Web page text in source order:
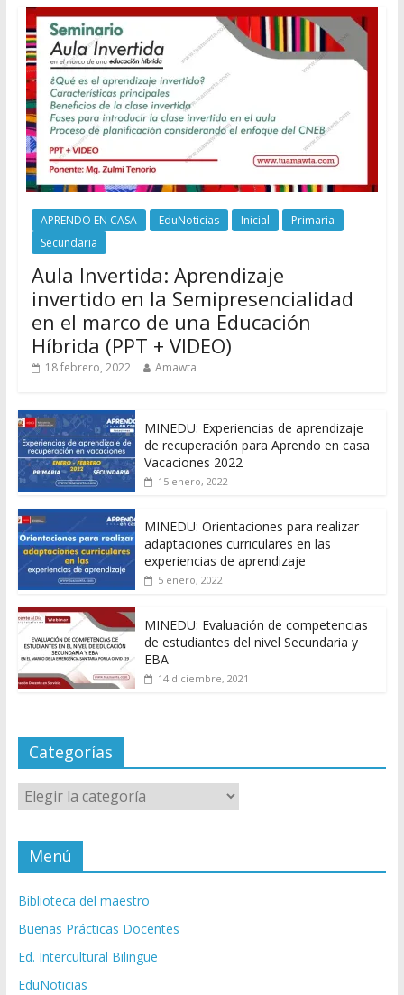
APRENDO EN CASA EduNoticias Inicial
Primaria
Secundaria
Aula Invertida: Aprendizaje
invertido en la Semipresencialidad
en el marco de una Educación
Híbrida (PPT + VIDEO)
18 febrero, 2022 Amawta
MINEDU: Experiencias de aprendizaje
de recuperación para Aprendo en casa
Vacaciones 2022
15 enero, 2022
MINEDU: Orientaciones para realizar
adaptaciones curriculares en las
experiencias de aprendizaje
5 enero, 2022
MINEDU: Evaluación de competencias
de estudiantes del nivel Secundaria y
EBA
14 diciembre, 2021
Categorías
Categorías
Menú
Biblioteca del maestro
Buenas Prácticas Docentes
Ed. Intercultural Bilingüe
EduNoticias